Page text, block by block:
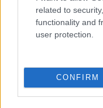
related to
functionality and
user protection.
CONFIRM
Montoya